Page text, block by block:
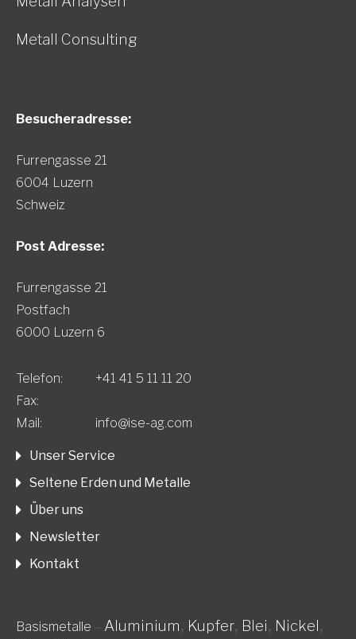
Metall Consulting
Besucheradresse:
Furrengasse 21
6004 Luzern
Schweiz
Post Adresse:
Furrengasse 21
Postfach
6000 Luzern 6
Telefon:
+41 41 5 11 11 20
Fax:
Mail:
info@ise-ag.com
Unser Service
Seltene Erden und Metalle
Über uns
Newsletter
Kontakt
Basismetalle – Aluminium, Kupfer, Blei, Nickel,